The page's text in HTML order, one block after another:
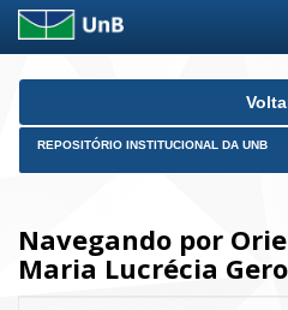
Skip
REPOSITÓRIO INSTITUCIONAL DA UNB
Navegando por
Maria Lucrécia